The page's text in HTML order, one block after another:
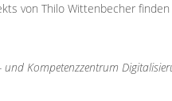
von Thilo Wittenbecher finden
und Kompetenzzentrum